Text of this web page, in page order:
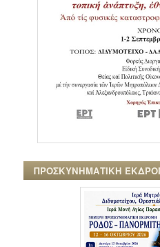
ΠΡΟΣΚΥΝΗΜΑΤΙΚΗ